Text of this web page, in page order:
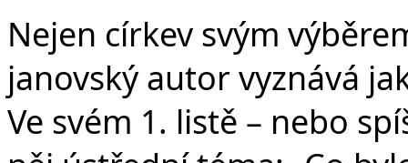
Nejen církev svým
janovský autor vyznává
Ve svém 1. listě – nebo